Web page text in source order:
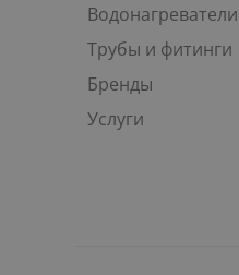
Водонагреватели
Трубы и фитинги
Бренды
Услуги